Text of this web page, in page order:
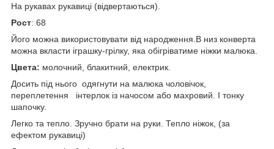
На рукавах рукавиці (відвертаються).
Рост: 68
Його можна використовувати від народження.В низ конверта
можна вкласти іграшку-грілку, яка обігріватиме ніжки малюка.
Цвета: молочний, блакитний, електрик.
Досить під нього одягнути на малюка чоловічок,
переплетення інтерлок із начосом або махровий. І тонку
шапочку.
Легко та тепло. Зручно брати на руки. Тепло ніжок, (за
ефектом рукавиці)